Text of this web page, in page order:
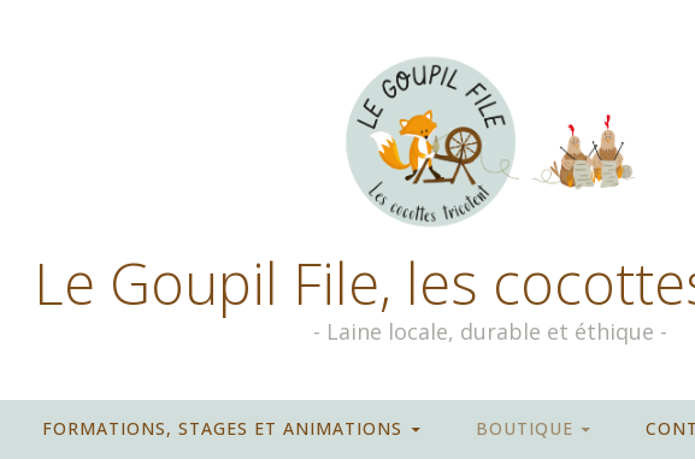
Le Goupil File, les
Laine locale, durable et éthique
FORMATIONS, STAGES ET ANIMATIONS BOUTIQUE